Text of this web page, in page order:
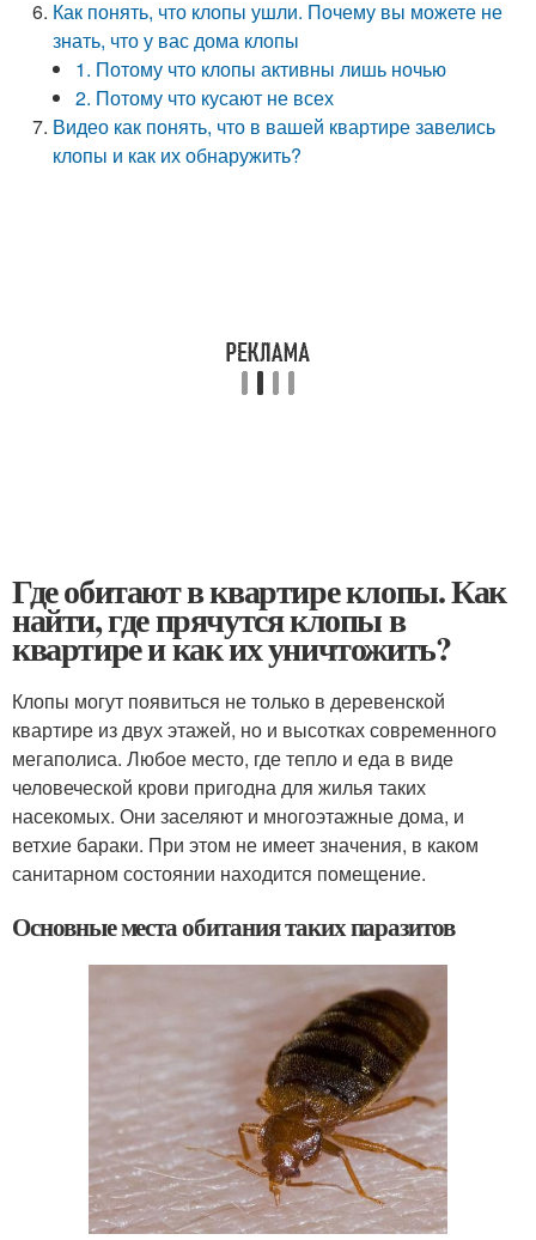
Как понять, что клопы ушли. Почему вы можете не
знать, что у вас дома клопы
1. Потому что клопы активны лишь ночью
2. Потому что кусают не всех
Видео как понять, что в вашей квартире завелись
клопы и как их обнаружить?
Где обитают в квартире клопы. Как
найти, где прячутся клопы в
квартире и как их уничтожить?
Клопы могут появиться не только в деревенской
квартире из двух этажей, но и высотках современного
мегаполиса. Любое место, где тепло и еда в виде
человеческой крови пригодна для жилья таких
насекомых. Они заселяют и многоэтажные дома, и
ветхие бараки. При этом не имеет значения, в каком
санитарном состоянии находится помещение.
Основные места обитания таких паразитов